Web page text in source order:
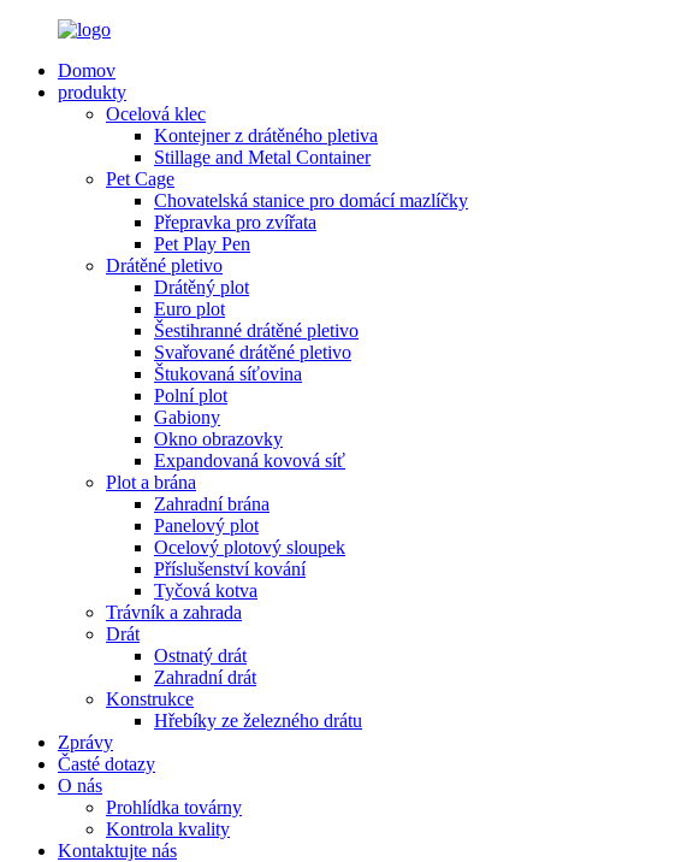
Domov
produkty
Ocelová klec
Kontejner z drátěného pletiva
Stillage and Metal Container
Pet Cage
Chovatelská stanice pro domácí mazlíčky
Přepravka pro zvířata
Pet Play Pen
Drátěné pletivo
Drátěný plot
Euro plot
Šestihranné drátěné pletivo
Svařované drátěné pletivo
Štukovaná síťovina
Polní plot
Gabiony
Okno obrazovky
Expandovaná kovová síť
Plot a brána
Zahradní brána
Panelový plot
Ocelový plotový sloupek
Příslušenství kování
Tyčová kotva
Trávník a zahrada
Drát
Ostnatý drát
Zahradní drát
Konstrukce
Hřebíky ze železného drátu
Zprávy
Časté dotazy
O nás
Prohlídka továrny
Kontrola kvality
Kontaktujte nás